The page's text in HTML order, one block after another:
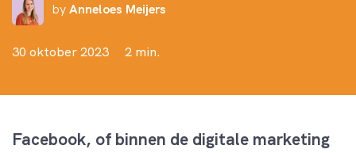
byAnneloes Meijers
30 oktober 2023 2 min.
Facebook, of binnen de digitale marketing